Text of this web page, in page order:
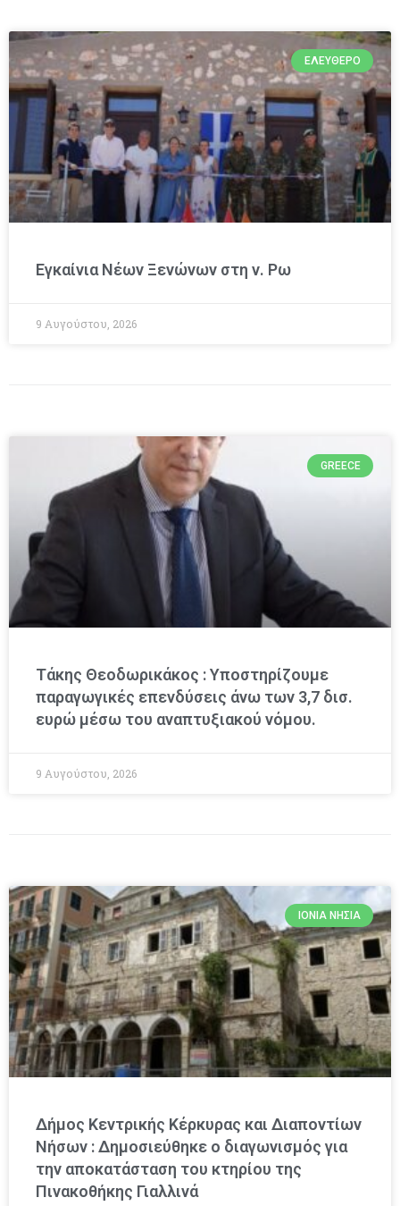
ΕΛΕΎΘΕΡΟ
Εγκαίνια Νέων Ξενώνων στη ν. Ρω
9 Αυγούστου, 2026
GREECE
Τάκης Θεοδωρικάκος : Υποστηρίζουμε
παραγωγικές επενδύσεις άνω των 3,7 δισ.
ευρώ μέσω του αναπτυξιακού νόμου.
9 Αυγούστου, 2026
ΙΌΝΙΑ ΝΗΣΙΆ
Δήμος Κεντρικής Κέρκυρας και Διαποντίων
Νήσων : Δημοσιεύθηκε ο διαγωνισμός για
την αποκατάσταση του κτηρίου της
Πινακοθήκης Γιαλλινά